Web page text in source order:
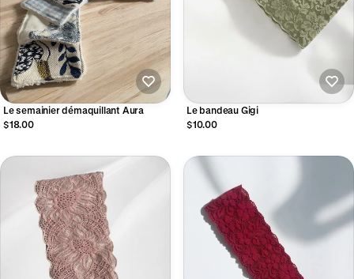
Le semainier démaquillant Aura
$18.00
Le bandeau Gigi
$10.00